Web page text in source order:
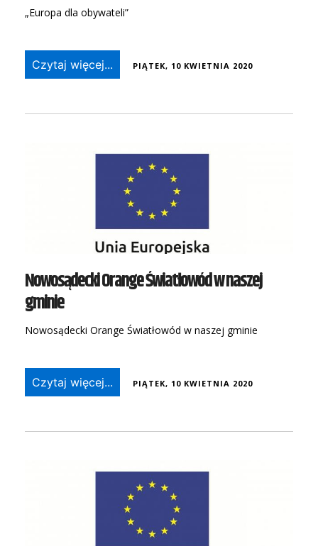
„Europa dla obywateli”
Czytaj więcej... PIĄTEK, 10 KWIETNIA 2020
Nowosądecki Orange Światłowód w naszej
gminie
Nowosądecki Orange Światłowód w naszej gminie
Czytaj więcej... PIĄTEK, 10 KWIETNIA 2020